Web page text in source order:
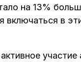
на 13%
включаться в